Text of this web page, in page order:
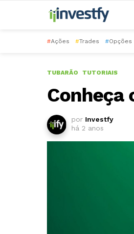
#Ações #Trades #Opções
TUBARÃO TUTORIAIS
Conheça
por Investfy
há 2 anos